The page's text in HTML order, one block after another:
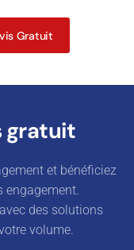
Gratuit
gratuit
et bénéficiez
engagement.
des solutions
volume.